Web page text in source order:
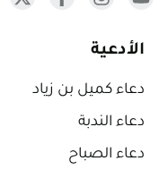
الأدعية
دعاء كميل بن زياد
دعاء الندبة
دعاء الصباح